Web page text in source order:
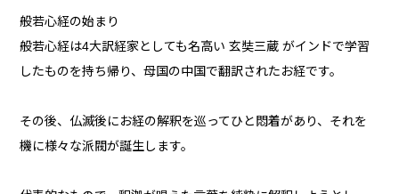
般若心経の始まり
般若心経は4大訳経家としても名高い 玄奘三蔵 がインドで学習
したものを持ち帰り、母国の中国で翻訳されたお経です。
その後、仏滅後にお経の解釈を巡ってひと悶着があり、それを
機に様々な派閥が誕生します。